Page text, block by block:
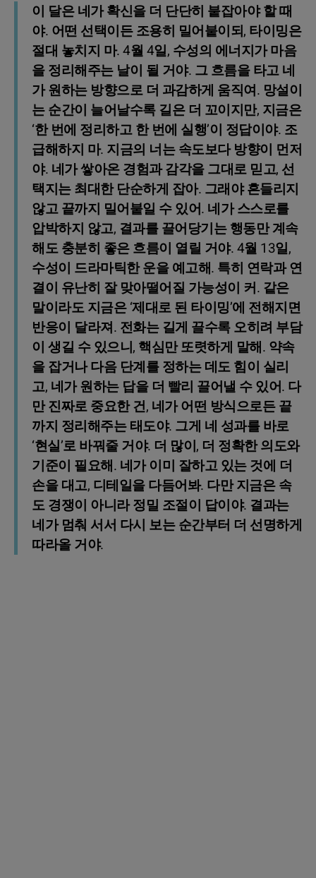
이 달은 네가 확신을 더 단단히 붙잡아야 할 때
야. 어떤 선택이든 조용히 밀어붙이되, 타이밍은
절대 놓치지 마. 4월 4일, 수성의 에너지가 마음
을 정리해주는 날이 될 거야. 그 흐름을 타고 네
가 원하는 방향으로 더 과감하게 움직여. 망설이
는 순간이 늘어날수록 길은 더 꼬이지만, 지금은
‘한 번에 정리하고 한 번에 실행’이 정답이야. 조
급해하지 마. 지금의 너는 속도보다 방향이 먼저
야. 네가 쌓아온 경험과 감각을 그대로 믿고, 선
택지는 최대한 단순하게 잡아. 그래야 흔들리지
않고 끝까지 밀어붙일 수 있어. 네가 스스로를
압박하지 않고, 결과를 끌어당기는 행동만 계속
해도 충분히 좋은 흐름이 열릴 거야. 4월 13일,
수성이 드라마틱한 운을 예고해. 특히 연락과 연
결이 유난히 잘 맞아떨어질 가능성이 커. 같은
말이라도 지금은 ‘제대로 된 타이밍’에 전해지면
반응이 달라져. 전화는 길게 끌수록 오히려 부담
이 생길 수 있으니, 핵심만 또렷하게 말해. 약속
을 잡거나 다음 단계를 정하는 데도 힘이 실리
고, 네가 원하는 답을 더 빨리 끌어낼 수 있어. 다
만 진짜로 중요한 건, 네가 어떤 방식으로든 끝
까지 정리해주는 태도야. 그게 네 성과를 바로
‘현실’로 바꿔줄 거야. 더 많이, 더 정확한 의도와
기준이 필요해. 네가 이미 잘하고 있는 것에 더
손을 대고, 디테일을 다듬어봐. 다만 지금은 속
도 경쟁이 아니라 정밀 조절이 답이야. 결과는
네가 멈춰 서서 다시 보는 순간부터 더 선명하게
따라올 거야.